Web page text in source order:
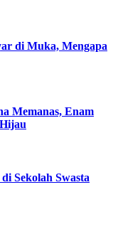
di Muka, Mengapa
Memanas, Enam
Sekolah Swasta